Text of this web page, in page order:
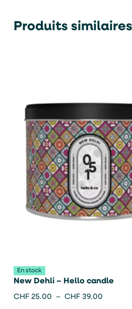
Produits similaires
En stock
New Dehli – Hello candle
CHF 25.00 – CHF 39.00